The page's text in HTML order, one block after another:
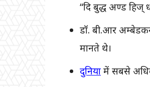
“दि बुद्ध अण्ड हिज्
डॉ. बी.आर
मानते थे।
दुनियामें सबसे